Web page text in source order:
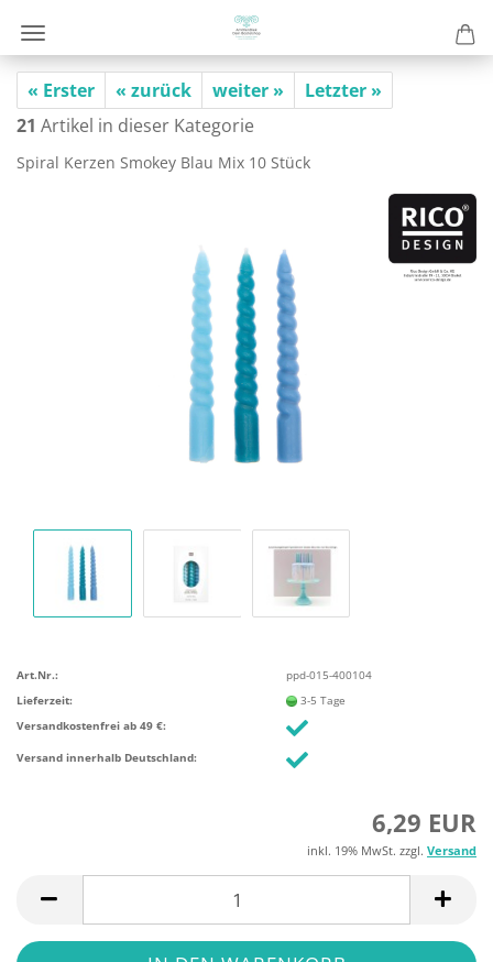
« Erster « zurück weiter »
Letzter »
21 Artikel in dieser Kategorie
Spi­ral Ker­zen Smo­key Blau Mix 10 Stück
Art.Nr.:
ppd-015-400104
Lieferzeit:
3-5 Tage
Versandkostenfrei ab 49 €:
Versand innerhalb Deutschland:
6,29 EUR
inkl. 19% MwSt. zzgl. Versand